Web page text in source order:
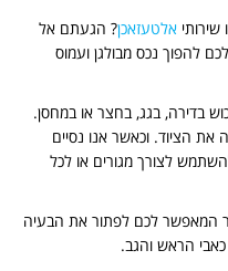
אלטעזאכן? הגעתם אל
להפוך נכס מבולגן ועמוס
בדירה, בגג, בחצר או במחסן.
הציוד. וכאשר אנו נסיים
לצורך מגורים או לכל
המאפשר לכם לפתור את הבעיה
הראש והגב.